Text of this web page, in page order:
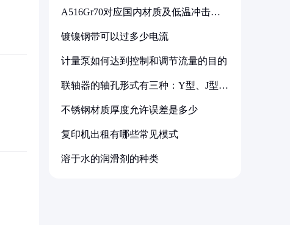
A516Gr70对应国内材质及低温冲击要
镀镍钢带可以过多少电流
计量泵如何达到控制和调节流量的目的
联轴器的轴孔形式有三种：Y型、J型、
不锈钢材质厚度允许误差是多少
复印机出租有哪些常见模式
溶于水的润滑剂的种类